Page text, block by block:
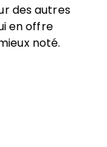
des autres
en offre
noté.